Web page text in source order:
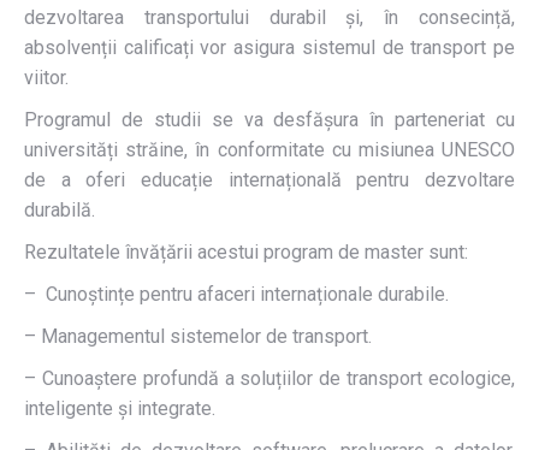
dezvoltarea transportului durabil și, în consecință,
absolvenții calificați vor asigura sistemul de transport pe
viitor.
Programul de studii se va desfășura în parteneriat cu
universități străine, în conformitate cu misiunea UNESCO
de a oferi educație internațională pentru dezvoltare
durabilă.
Rezultatele învățării acestui program de master sunt:
– Cunoștințe pentru afaceri internaționale durabile.
– Managementul sistemelor de transport.
– Cunoaștere profundă a soluțiilor de transport ecologice,
inteligente și integrate.